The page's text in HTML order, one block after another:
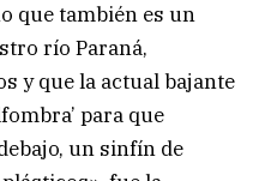
que también es un
río Paraná,
y que la actual bajante
para que
un sinfín de